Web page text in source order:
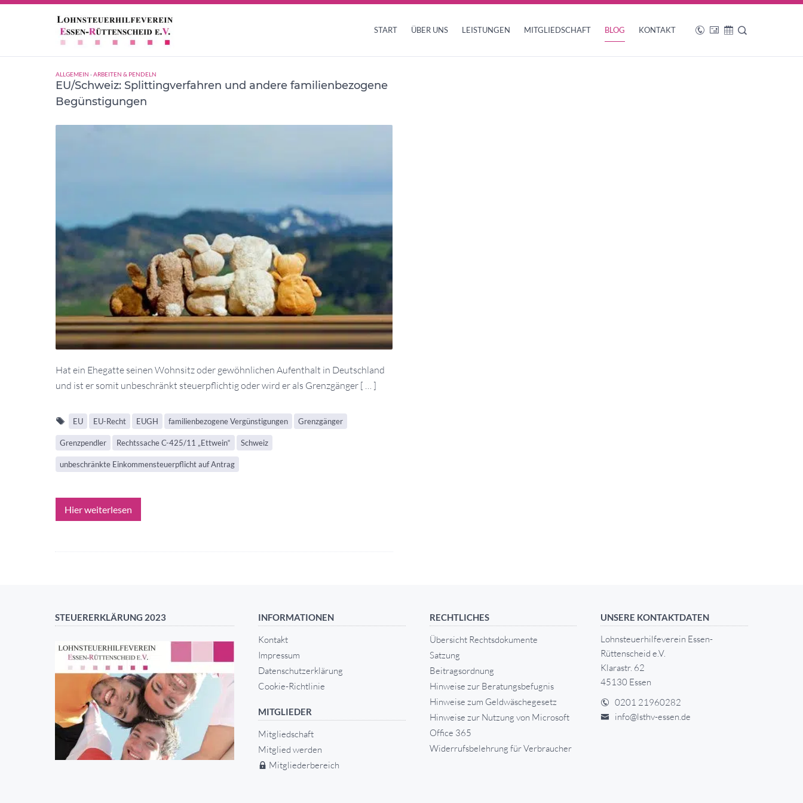
START ÜBER UNS LEISTUNGEN MITGLIEDSCHAFT BLOG KONTAKT
EUGH
ALLGEMEIN · ARBEITEN & PENDELN
EU/Schweiz: Splittingverfahren und andere familienbezogene
Begünstigungen
Hat ein Ehegatte seinen Wohnsitz oder gewöhnlichen Aufenthalt in Deutschland
und ist er somit unbeschränkt steuerpflichtig oder wird er als Grenzgänger [ … ]
EU EU-Recht EUGH familienbezogene Vergünstigungen Grenzgänger
Grenzpendler Rechtssache C-425/11 „Ettwein“ Schweiz
unbeschränkte Einkommensteuerpflicht auf Antrag
Hier weiterlesen
STEUERERKLÄRUNG 2023 INFORMATIONEN
Kontakt
Impressum
Datenschutzerklärung
Cookie-Richtlinie
MITGLIEDER
Mitgliedschaft
Mitglied werden
Mitgliederbereich
RECHTLICHES
Übersicht Rechtsdokumente
Satzung
Beitragsordnung
Hinweise zur Beratungsbefugnis
Hinweise zum Geldwäschegesetz
Hinweise zur Nutzung von Microsoft
Office 365
Widerrufsbelehrung für Verbraucher
UNSERE KONTAKTDATEN
Lohnsteuerhilfeverein Essen-
Rüttenscheid e.V.
Klarastr. 62
45130 Essen
0201 21960282
info@lsthv-essen.de